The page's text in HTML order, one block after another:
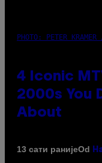
PHOTO: PETER
4 Iconic
2000s You
About
13 сати ранијеOd